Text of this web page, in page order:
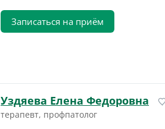
Записаться на приём
Уздяева Елена Федоровна
терапевт, профпатолог